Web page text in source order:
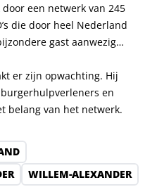
een netwerk van 245
die door heel Nederland
gast aanwezig…
er zijn opwachting. Hij
en
belang van het netwerk.
WILLEM-ALEXANDER